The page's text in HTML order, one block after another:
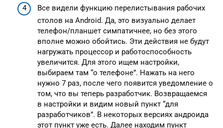
Все видели функцию перелистывания рабочих
столов на Android. Да, это визуально делает
телефон/планшет симпатичнее, но без этого
вполне можно обойтись. Эти действия не будут
нагружать процессор и работоспособность
увеличится. Для этого ищем настройки,
выбираем там “о телефоне”. Нажать на него
нужно 7 раз, после чего появится уведомление о
том, что вы теперь разработчик. Возвращаемся
в настройки и видим новый пункт “для
разработчиков”. В некоторых версиях андроида
этот пункт уже есть. Далее находим пункт